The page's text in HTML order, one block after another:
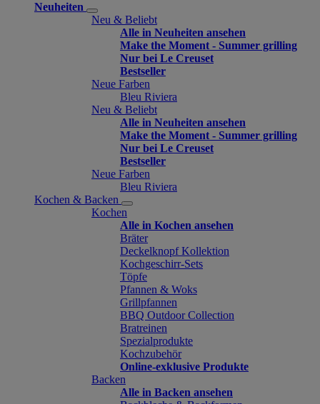
Neuheiten
Neu & Beliebt
Alle in Neuheiten ansehen
Make the Moment - Summer grilling
Nur bei Le Creuset
Bestseller
Neue Farben
Bleu Riviera
Neu & Beliebt
Alle in Neuheiten ansehen
Make the Moment - Summer grilling
Nur bei Le Creuset
Bestseller
Neue Farben
Bleu Riviera
Kochen & Backen
Kochen
Alle in Kochen ansehen
Bräter
Deckelknopf Kollektion
Kochgeschirr-Sets
Töpfe
Pfannen & Woks
Grillpfannen
BBQ Outdoor Collection
Bratreinen
Spezialprodukte
Kochzubehör
Online-exklusive Produkte
Backen
Alle in Backen ansehen